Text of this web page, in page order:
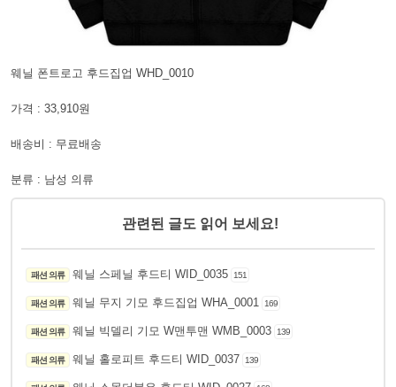
웨닐 폰트로고 후드집업 WHD_0010
가격 : 33,910원
배송비 : 무료배송
분류 : 남성 의류
관련된 글도 읽어 보세요!
패션 의류 웨닐 스페닐 후드티 WID_0035 151
패션 의류 웨닐 무지 기모 후드집업 WHA_0001 169
패션 의류 웨닐 빅델리 기모 W맨투맨 WMB_0003 139
패션 의류 웨닐 홀로피트 후드티 WID_0037 139